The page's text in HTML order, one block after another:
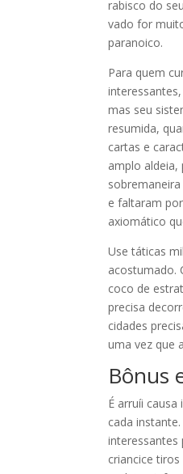
rabisco do
vado for
paranoico.
Para quem
mas seu
resumida,
cartas e
amplo
e faltaram
axiomático
Use táticas
acostumado.
coco de
precisa
cidades
uma vez que
Bônus
É arruíi
cada
interessantes
criancice